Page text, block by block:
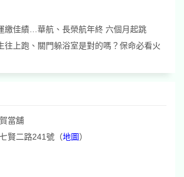
繳佳績…華航、長榮航年終 六個月起跳
往上跑、關門躲浴室是對的嗎？保命必看火
當舖
賢二路241號 （地圖）